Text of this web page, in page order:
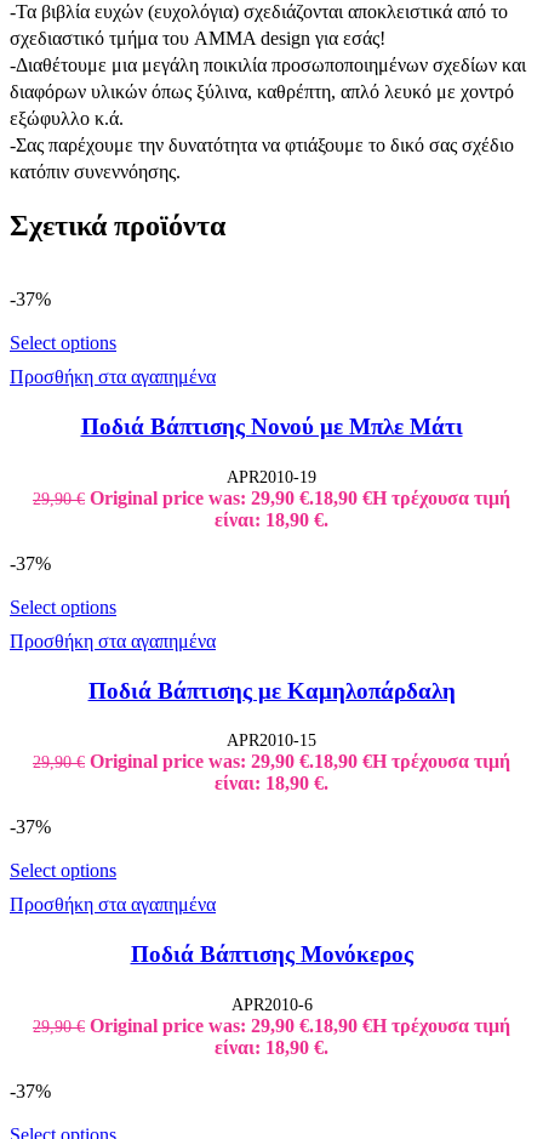
-Τα βιβλία ευχών (ευχολόγια) σχεδιάζονται αποκλειστικά από το
σχεδιαστικό τμήμα του AMMA design για εσάς!
-Διαθέτουμε μια μεγάλη ποικιλία προσωποποιημένων σχεδίων και
διαφόρων υλικών όπως ξύλινα, καθρέπτη, απλό λευκό με χοντρό
εξώφυλλο κ.ά.
-Σας παρέχουμε την δυνατότητα να φτιάξουμε το δικό σας σχέδιο
κατόπιν συνεννόησης.
Σχετικά προϊόντα
-37%
Select options
Προσθήκη στα αγαπημένα
Ποδιά Βάπτισης Νονού με Μπλε Μάτι
APR2010-19
29,90€ Original price was: 29,90 €.18,90 €Η τρέχουσα τιμή
είναι: 18,90 €.
-37%
Select options
Προσθήκη στα αγαπημένα
Ποδιά Βάπτισης με Καμηλοπάρδαλη
APR2010-15
29,90€ Original price was: 29,90 €.18,90 €Η τρέχουσα τιμή
είναι: 18,90 €.
-37%
Select options
Προσθήκη στα αγαπημένα
Ποδιά Βάπτισης Μονόκερος
APR2010-6
29,90€ Original price was: 29,90 €.18,90 €Η τρέχουσα τιμή
είναι: 18,90 €.
-37%
Select options